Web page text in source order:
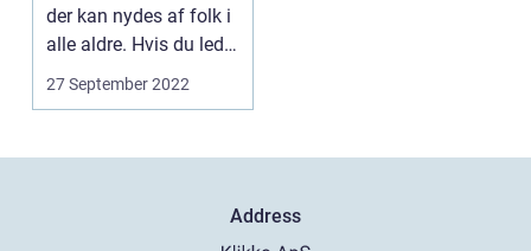
der kan nydes af folk i
alle aldre. Hvis du leder
efter en...
27 September 2022
Address